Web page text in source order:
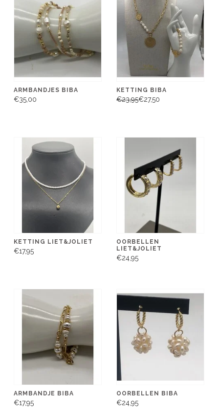
ARMBANDJES BIBA
€35,00
KETTING BIBA
€23,95€27,50
KETTING LIET&JOLIET
€17,95
OORBELLEN
LIET&JOLIET
€24,95
ARMBANDJE BIBA
€17,95
OORBELLEN BIBA
€24,95